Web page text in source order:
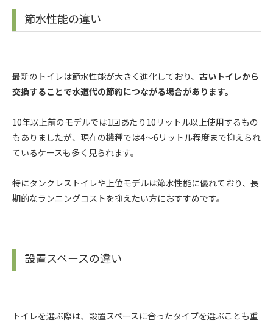
節水性能の違い
最新のトイレは節水性能が大きく進化しており、 古いトイレから
交換することで水道代の節約につながる場合があります。
10年以上前のモデルでは1回あたり10リットル以上使用するもの
もありましたが、現在の機種では4〜6リットル程度まで抑えられ
ているケースも多く見られます。
特にタンクレストイレや上位モデルは節水性能に優れており、長
期的なランニングコストを抑えたい方におすすめです。
設置スペースの違い
トイレを選ぶ際は、設置スペースに合ったタイプを選ぶことも重